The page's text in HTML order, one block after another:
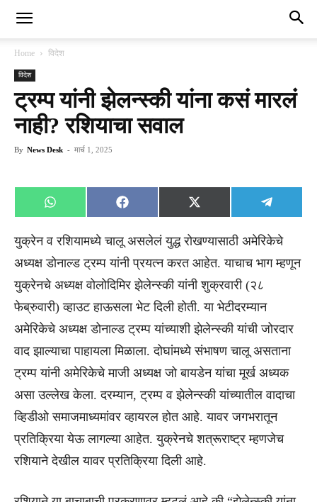
Home विदेश
विदेश
ट्रम्प यांनी झेलन्स्की यांना कसं मारलं
नाही? रशियाचा सवाल
By News Desk - मार्च 1, 2025
Share
on
WhatsApp
Share
on
Facebook
Share
on
X
(Twitter)
Share
on
युक्रेन व रशियामध्ये चालू असलेलं युद्ध रोखण्यासाठी अमेरिकेचे
अध्यक्ष डोनाल्ड ट्रम्प यांनी प्रयत्न करत आहेत. याचाच भाग म्हणून
युक्रेनचे अध्यक्ष वोलोदिमिर झेलेन्स्की यांनी शुक्रवारी (२८
फेब्रुवारी) व्हाउट हाऊसला भेट दिली होती. या भेटीदरम्यान
अमेरिकेचे अध्यक्ष डोनाल्ड ट्रम्प यांच्याशी झेलेन्स्की यांची जोरदार
वाद झाल्याचा पाहायला मिळाला. दोघांमध्ये संभाषण चालू असताना
ट्रम्प यांनी अमेरिकेचे माजी अध्यक्ष जो बायडेन यांचा मूर्ख अध्यक
असा उल्लेख केला. दरम्यान, ट्रम्प व झेलेन्स्की यांच्यातील वादाचा
व्हिडीओ समाजमाध्यमांवर व्हायरल होत आहे. यावर जगभरातून
प्रतिक्रिया येऊ लागल्या आहेत. युक्रेनचे शत्रूराष्ट्र म्हणजेच
रशियाने देखील यावर प्रतिक्रिया दिली आहे.